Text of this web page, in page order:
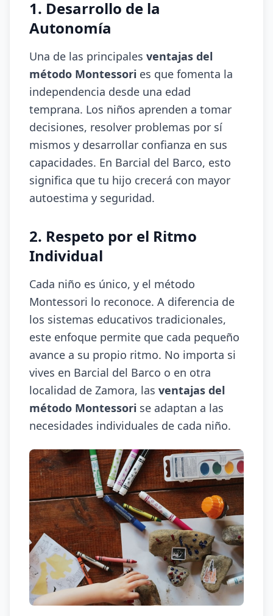
1. Desarrollo de la
Autonomía
Una de las principales ventajas del
método Montessori es que fomenta la
independencia desde una edad
temprana. Los niños aprenden a tomar
decisiones, resolver problemas por sí
mismos y desarrollar confianza en sus
capacidades. En Barcial del Barco, esto
significa que tu hijo crecerá con mayor
autoestima y seguridad.
2. Respeto por el Ritmo
Individual
Cada niño es único, y el método
Montessori lo reconoce. A diferencia de
los sistemas educativos tradicionales,
este enfoque permite que cada pequeño
avance a su propio ritmo. No importa si
vives en Barcial del Barco o en otra
localidad de Zamora, las ventajas del
método Montessori se adaptan a las
necesidades individuales de cada niño.